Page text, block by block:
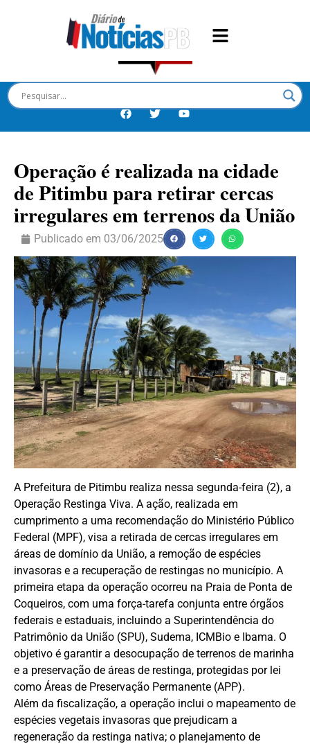
Operação é realizada na cidade
de Pitimbu para retirar cercas
irregulares em terrenos da União
Publicado em 03/06/2025
A Prefeitura de Pitimbu realiza nessa segunda-feira (2), a
Operação Restinga Viva. A ação, realizada em
cumprimento a uma recomendação do Ministério Público
Federal (MPF), visa a retirada de cercas irregulares em
áreas de domínio da União, a remoção de espécies
invasoras e a recuperação de restingas no município. A
primeira etapa da operação ocorreu na Praia de Ponta de
Coqueiros, com uma força-tarefa conjunta entre órgãos
federais e estaduais, incluindo a Superintendência do
Patrimônio da União (SPU), Sudema, ICMBio e Ibama. O
objetivo é garantir a desocupação de terrenos de marinha
e a preservação de áreas de restinga, protegidas por lei
como Áreas de Preservação Permanente (APP).
Além da fiscalização, a operação inclui o mapeamento de
espécies vegetais invasoras que prejudicam a
regeneração da restinga nativa; o planejamento de